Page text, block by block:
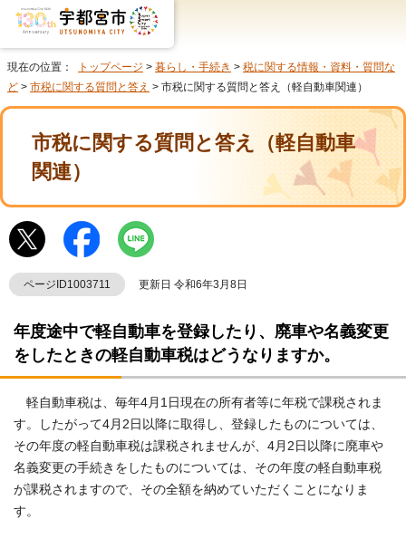
現在の位置： トップページ > 暮らし・手続き > 税に関する情報・資料・質問な
ど > 市税に関する質問と答え > 市税に関する質問と答え（軽自動車関連）
市税に関する質問と答え（軽自動車
関連）
ページID1003711 更新日 令和6年3月8日
年度途中で軽自動車を登録したり、廃車や名義変更
をしたときの軽自動車税はどうなりますか。
軽自動車税は、毎年4月1日現在の所有者等に年税で課税されま
す。したがって4月2日以降に取得し、登録したものについては、
その年度の軽自動車税は課税されませんが、4月2日以降に廃車や
名義変更の手続きをしたものについては、その年度の軽自動車税
が課税されますので、その全額を納めていただくことになりま
す。